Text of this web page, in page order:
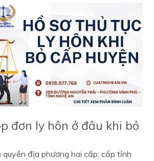
đơn ly hôn ở đâu khi bỏ
quyền địa phương hai cấp: cấp tỉnh